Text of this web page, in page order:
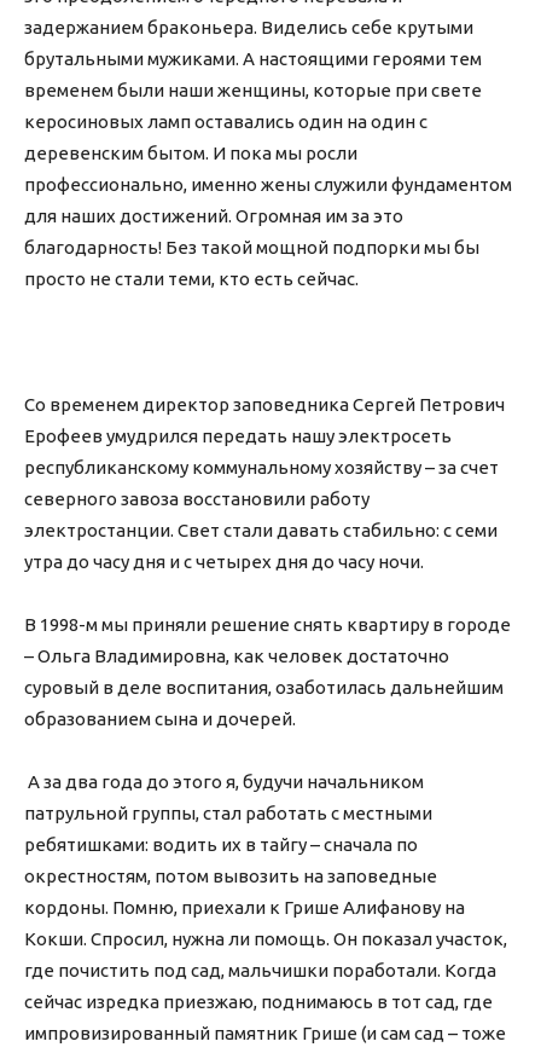
задержанием браконьера. Виделись себе крутыми
брутальными мужиками. А настоящими героями тем
временем были наши женщины, которые при свете
керосиновых ламп оставались один на один с
деревенским бытом. И пока мы росли
профессионально, именно жены служили фундаментом
для наших достижений. Огромная им за это
благодарность! Без такой мощной подпорки мы бы
просто не стали теми, кто есть сейчас.
Со временем директор заповедника Сергей Петрович
Ерофеев умудрился передать нашу электросеть
республиканскому коммунальному хозяйству – за счет
северного завоза восстановили работу
электростанции. Свет стали давать стабильно: с семи
утра до часу дня и с четырех дня до часу ночи.
В 1998-м мы приняли решение снять квартиру в городе
– Ольга Владимировна, как человек достаточно
суровый в деле воспитания, озаботилась дальнейшим
образованием сына и дочерей.
А за два года до этого я, будучи начальником
патрульной группы, стал работать с местными
ребятишками: водить их в тайгу – сначала по
окрестностям, потом вывозить на заповедные
кордоны. Помню, приехали к Грише Алифанову на
Кокши. Спросил, нужна ли помощь. Он показал участок,
где почистить под сад, мальчишки поработали. Когда
сейчас изредка приезжаю, поднимаюсь в тот сад, где
импровизированный памятник Грише (и сам сад – тоже